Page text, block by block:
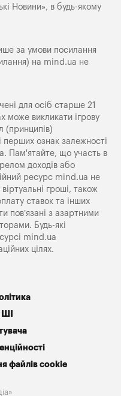
Новини», в будь-якому
за умови посилання
на mind.ua не
для осіб старше 21
може викликати ігрову
(принципів)
перших ознак залежності
Пам'ятайте, що участь в
доходів або
ресурс mind.ua не
гроші, також
ставок та інших
пов’язані з азартними
Будь-які
mind.ua
цілях.
файлів cookie